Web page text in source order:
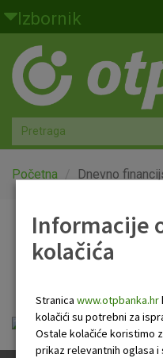
Skoči na glavni sadržaj
Izbornik
Građani
Privatno bankarstvo
Agro
Mala poduzeća i obrtnici
Globalna tržišta
O nama
Početna Dnevno
Dnevno
OTP Dnevno
Informacije
kolačića
Stranica www.otpbanka.hr
kolačići su potrebni za
Ostale kolačiće koristimo
prikaz relevantnih oglasa i